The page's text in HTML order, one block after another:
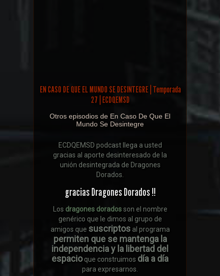
EN CASO DE QUE EL MUNDO SE DESINTEGRE | Temporada
27 | ECDQEMSD
Otros episodios de En Caso De Que El
Mundo Se Desintegre
ECDQEMSD podcast llega a usted
gracias al aporte desinteresado de la
unión desintegrada de Dragones
Dorados.
gracias Dragones Dorados !!
Los dragones doradosson el nombre
genérico que le dimos al grupo de
amigos que suscriptosal programa
permiten que se mantenga la
independencia y la libertad del
espacioque construimos día a día
para expresarnos.